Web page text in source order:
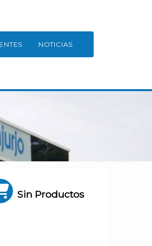
NOTICIAS
Sin Productos